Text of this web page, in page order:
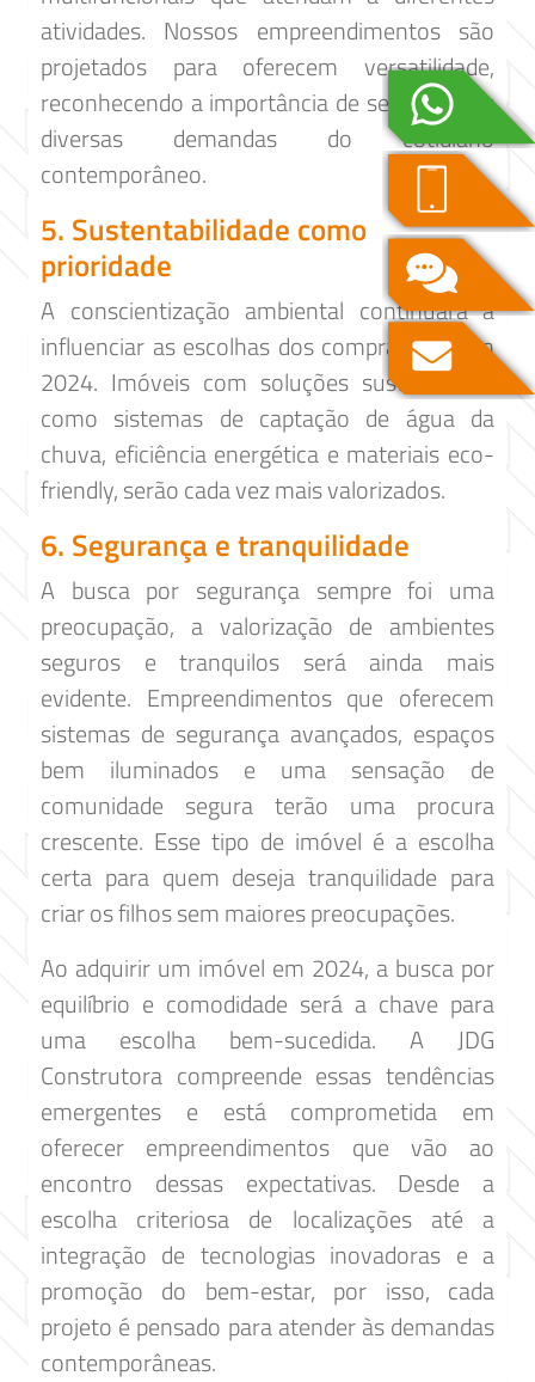
atividades. Nossos empreendimentos são
projetados para oferecem versatilidade,
reconhecendo a importância de se ajustar às
diversas demandas do cotidiano
contemporâneo.
5. Sustentabilidade como
prioridade
A conscientização ambiental continuará a
influenciar as escolhas dos compradores em
2024. Imóveis com soluções sustentáveis,
como sistemas de captação de água da
chuva, eficiência energética e materiais eco-
friendly, serão cada vez mais valorizados.
6. Segurança e tranquilidade
A busca por segurança sempre foi uma
preocupação, a valorização de ambientes
seguros e tranquilos será ainda mais
evidente. Empreendimentos que oferecem
sistemas de segurança avançados, espaços
bem iluminados e uma sensação de
comunidade segura terão uma procura
crescente. Esse tipo de imóvel é a escolha
certa para quem deseja tranquilidade para
criar os filhos sem maiores preocupações.
Ao adquirir um imóvel em 2024, a busca por
equilíbrio e comodidade será a chave para
uma escolha bem-sucedida. A JDG
Construtora compreende essas tendências
emergentes e está comprometida em
oferecer empreendimentos que vão ao
encontro dessas expectativas. Desde a
escolha criteriosa de localizações até a
integração de tecnologias inovadoras e a
promoção do bem-estar, por isso, cada
projeto é pensado para atender às demandas
contemporâneas.